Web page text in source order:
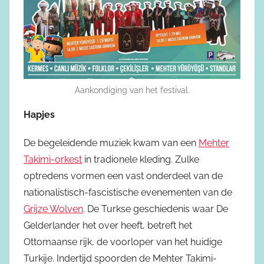
Aankondiging van het festival.
Hapjes
De begeleidende muziek kwam van een Mehter
Takimi-orkest in tradionele kleding. Zulke
optredens vormen een vast onderdeel van de
nationalistisch-fascistische evenementen van de
Grijze Wolven. De Turkse geschiedenis waar De
Gelderlander het over heeft, betreft het
Ottomaanse rijk, de voorloper van het huidige
Turkije. Indertijd spoorden de Mehter Takimi-